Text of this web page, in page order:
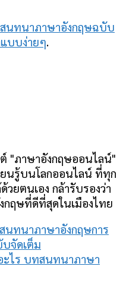
นทนาภาษาอังกฤษฉบับ
บบง่ายๆ.
"ภาษาอังกฤษออนไลน์"
นรู้บนโลกออนไลน์ ที่ทุก
วยตนเอง กล้ารับรองว่า
กฤษที่ดีที่สุดในเมืองไทย
ทนาภาษาอังกฤษการ
จัดเต็ม
ะไร บทสนทนาภาษา